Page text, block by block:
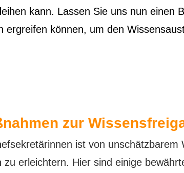
kann. Lassen Sie uns nun einen
ergreifen können, um den
zur
ist von unschätzbarem
erleichtern. Hier sind einige